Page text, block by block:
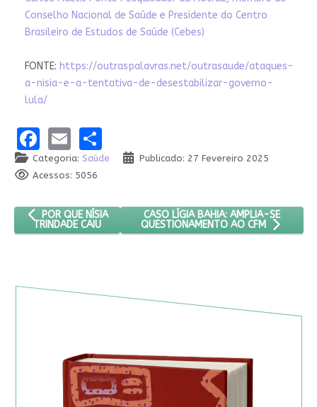
Conselho Nacional de Saúde e Presidente do Centro
Brasileiro de Estudos de Saúde (Cebes)
FONTE: https://outraspalavras.net/outrasaude/ataques-
a-nisia-e-a-tentativa-de-desestabilizar-governo-
lula/
Facebook
EmailShare
Categoria: Saúde
Publicado: 27 Fevereiro 2025
Acessos: 5056
ARTIGO ANTERIOR: POR QUE NÍSIA TRINDADE CAIU
POR QUE NÍSIA
TRINDADE CAIU
PRÓXIMO ARTIGO: CASO LÍGIA
CASO LÍGIA BAHIA: AMPLIA-SE
QUESTIONAMENTO AO CFM